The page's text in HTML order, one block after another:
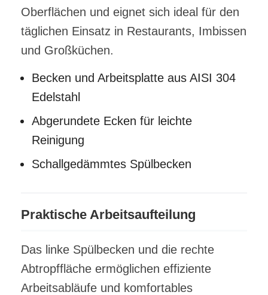
Oberflächen und eignet sich ideal für den
täglichen Einsatz in Restaurants, Imbissen
und Großküchen.
Becken und Arbeitsplatte aus AISI 304
Edelstahl
Abgerundete Ecken für leichte
Reinigung
Schallgedämmtes Spülbecken
Praktische Arbeitsaufteilung
Das linke Spülbecken und die rechte
Abtropffläche ermöglichen effiziente
Arbeitsabläufe und komfortables